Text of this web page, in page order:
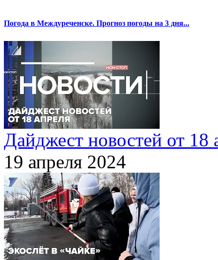
Погода в Междуреченске. Прогноз погоды на 3 дня...
Дайджест новостей от 18
19 апреля 2024